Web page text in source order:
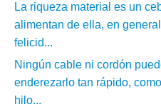
La riqueza material es un
alimentan de ella, en
felicid...
Ningún cable ni cordón
enderezarlo tan rápido,
hilo...